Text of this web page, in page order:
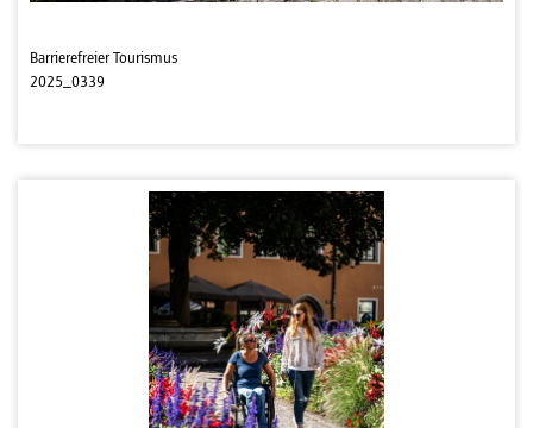
Barrierefreier Tourismus
2025_0339